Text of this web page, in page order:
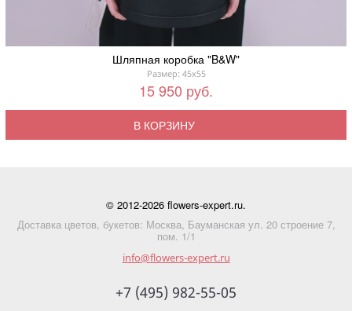
Шляпная коробка "B&W"
Размер: 45x55
15 950 руб.
В КОРЗИНУ
© 2012-2026 flowers-expert.ru.
Доставка цветов, букетов: Москва, Бауманская ул. 20 строение 7,
пом. 1/1
info@flowers-expert.ru
+7 (495) 982-55-05